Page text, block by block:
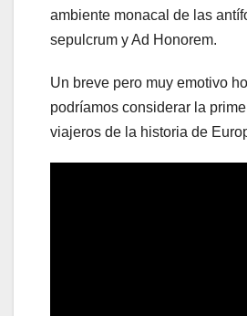
ambiente monacal de las
sepulcrum y Ad Honorem.
Un breve pero muy emotivo
podríamos considerar la
viajeros de la historia de